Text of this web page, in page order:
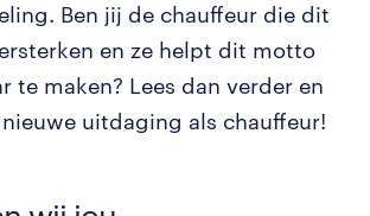
Ben jij de chauffeur die dit
en ze helpt dit motto
te maken? Lees dan verder en
uitdaging als chauffeur!